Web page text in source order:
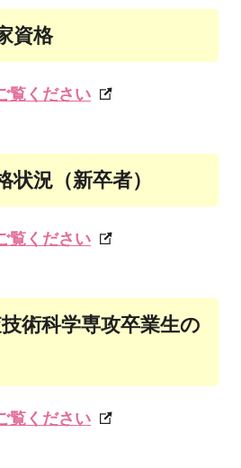
資格
覧ください
状況（新卒者）
覧ください
術科学専攻卒業生の
覧ください